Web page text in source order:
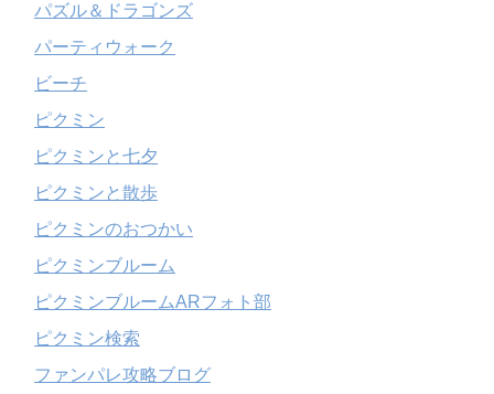
パズル＆ドラゴンズ
パーティウォーク
ビーチ
ピクミン
ピクミンと七夕
ピクミンと散歩
ピクミンのおつかい
ピクミンブルーム
ピクミンブルームARフォト部
ピクミン検索
ファンパレ攻略ブログ